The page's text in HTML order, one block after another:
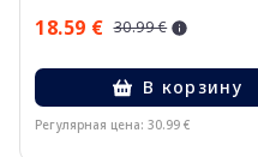
18.59 € 30.99 €
В корзину
Регулярная цена: 30.99 €